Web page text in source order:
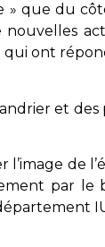
que du
nouvelles
ont
et
de
par le